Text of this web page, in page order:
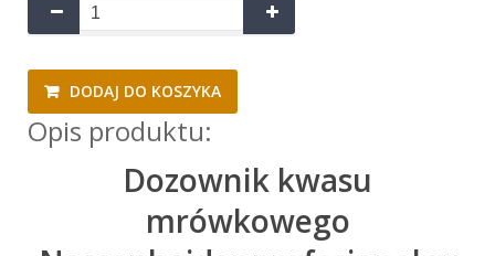
DODAJ DO KOSZYKA
Opis produktu:
Dozownik kwasu
mrówkowego